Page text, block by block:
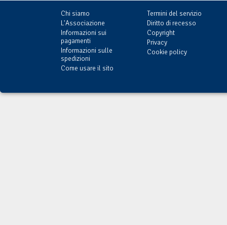
Chi siamo
L'Associazione
Informazioni sui
pagamenti
Informazioni sulle
spedizioni
Come usare il sito
Termini del servizio
Diritto di recesso
Copyright
Privacy
Cookie policy